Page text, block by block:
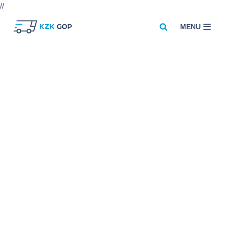
//
MENU